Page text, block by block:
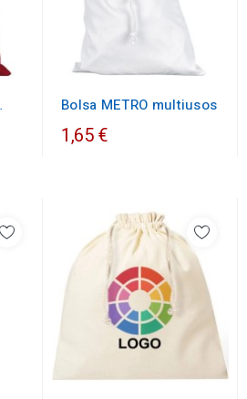
Bolsa METRO multiusos
1,65 €